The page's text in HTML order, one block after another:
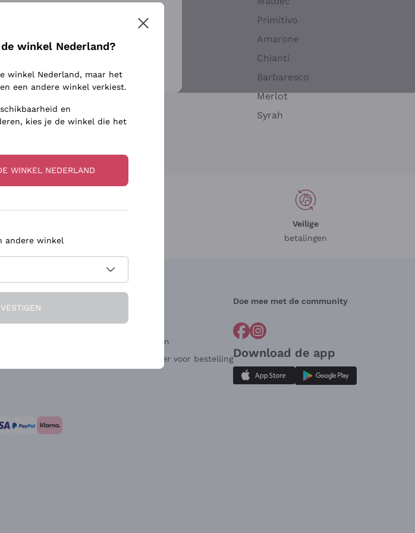
Chardonnay
Sauvignon
Primitivo
Amarone
Chianti
Barbaresco
Merlot
Syrah
Veilige
betalingen
Klantenservice
Verkoopvoorwaarden
Herroepingsformulier voor bestelling
Doe mee met de community
Download de app
winkel Nederland?
winkel Nederland, maar het
een andere winkel verkiest.
en
kies je de winkel die het
WINKEL NEDERLAND
andere winkel